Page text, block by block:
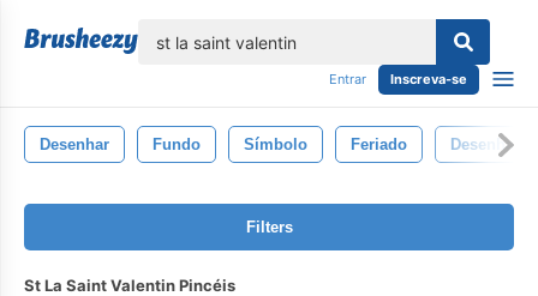
Entrar Inscreva-se
Desenhar Fundo Símbolo Feriado
Filters
St La Saint Valentin Pincéis